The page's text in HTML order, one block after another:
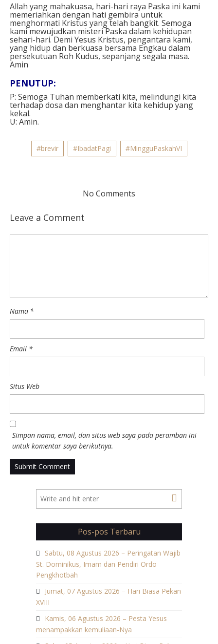
Allah yang mahakuasa, hari-hari raya Paska ini kami
memeriahkan dengan hati gembira untuk
menghormati Kristus yang telah bangkit. Semoga
kami mewujudkan misteri Paska dalam kehidupan
sehari-hari. Demi Yesus Kristus, pengantara kami,
yang hidup dan berkuasa bersama Engkau dalam
persekutuan Roh Kudus, sepanjang segala masa.
Amin
PENUTUP:
P: Semoga Tuhan memberkati kita, melindungi kita
terhadap dosa dan menghantar kita kehidup yang
kekal.
U: Amin.
#brevir #IbadatPagi #MingguPaskahVI
No Comments
Leave a Comment
Nama *
Email *
Situs Web
Simpan nama, email, dan situs web saya pada peramban ini
untuk komentar saya berikutnya.
Pos-pos Terbaru
Sabtu, 08 Agustus 2026 – Peringatan Wajib
St. Dominikus, Imam dan Pendiri Ordo
Pengkhotbah
Jumat, 07 Agustus 2026 – Hari Biasa Pekan
XVIII
Kamis, 06 Agustus 2026 – Pesta Yesus
menampakkan kemuliaan-Nya